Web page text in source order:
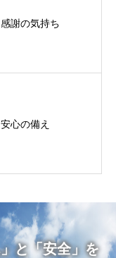
謝の気持ち
心の備え
と「安全」を